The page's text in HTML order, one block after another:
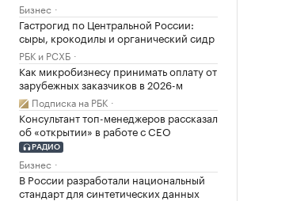
Бизнес
Гастрогид по Центральной России:
сыры, крокодилы и органический сидр
РБК и РСХБ
Как микробизнесу принимать оплату от
зарубежных заказчиков в 2026-м
Подписка на РБК
Консультант топ-менеджеров рассказал
об «открытии» в работе с CEO
РАДИО
Бизнес
В России разработали национальный
стандарт для синтетических данных